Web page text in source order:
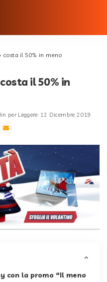
il 50% in meno
il 50% in
per Leggere 12 Dicembre 2019
con la promo “Il meno